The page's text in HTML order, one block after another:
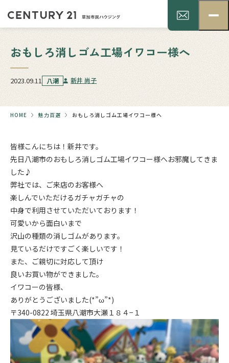
おもしろ消しゴム工場イワコー様へ
2023.09.11 八潮 新井 尚子
HOME 魅力百選 おもしろ消しゴム工場イワコー様へ
皆様こんにちは！新井です。
先日八潮市のおもしろ消しゴム工場イワコー様へお邪魔してきま
した♪
弊社では、ご来店のお客様へ
楽しんでいただけるガチャガチャの
中身で利用させていただいております！
可愛いから面白いまで
沢山の種類の消しゴムがあります。
見ているだけですごく楽しいです！
また、ご親切に対応して頂け
良いお買い物ができました。
イワコーの皆様、
ありがとうございました(*”ω”*)
〒340-0822 埼玉県八潮市大瀬１８４−１